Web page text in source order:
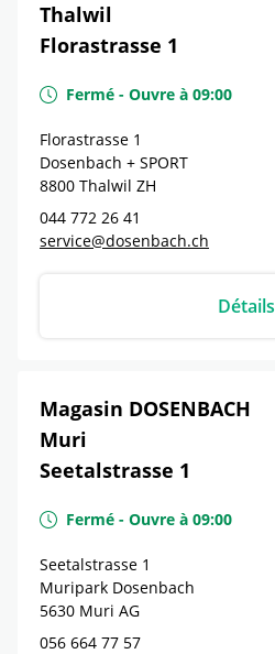
Thalwil
Florastrasse 1
Fermé - Ouvre à 09:00
Florastrasse 1
Dosenbach + SPORT
8800 Thalwil ZH
044 772 26 41
service@dosenbach.ch
Détails
Magasin DOSENBACH
Muri
Seetalstrasse 1
Fermé - Ouvre à 09:00
Seetalstrasse 1
Muripark Dosenbach
5630 Muri AG
056 664 77 57